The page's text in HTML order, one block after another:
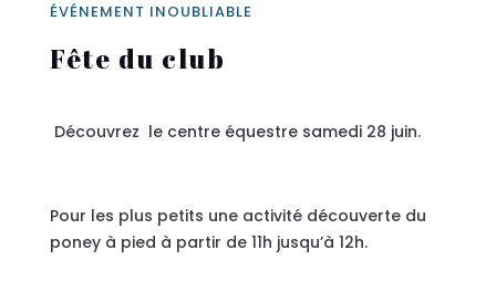
ÉVÉNEMENT INOUBLIABLE
Fête du club
Découvrez le centre équestre samedi 28 juin.
Pour les plus petits une activité découverte du
poney à pied à partir de 11h jusqu’à 12h.